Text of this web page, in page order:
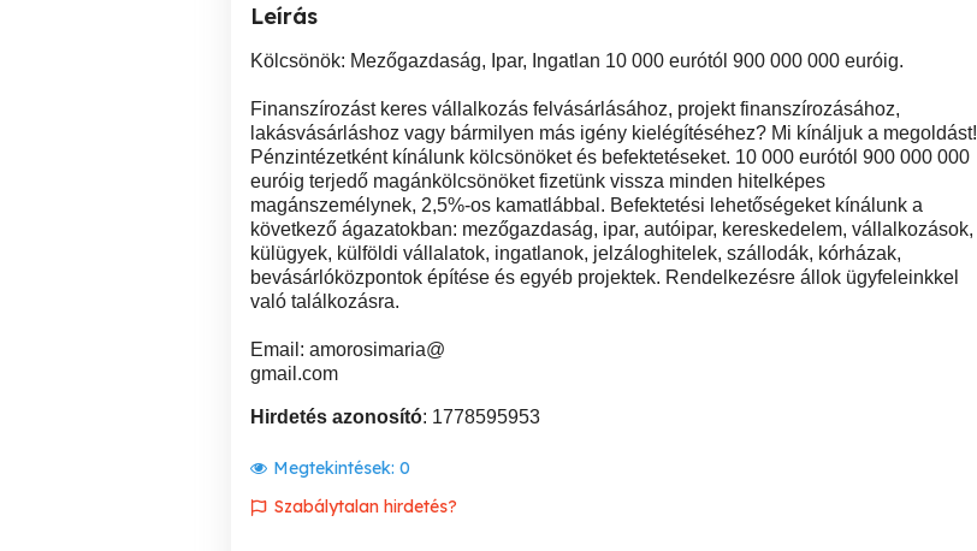
Leírás
Kölcsönök: Mezőgazdaság, Ipar, Ingatlan 10 000 eurótól 900 000 000 euróig.
Finanszírozást keres vállalkozás felvásárlásához, projekt finanszírozásához,
lakásvásárláshoz vagy bármilyen más igény kielégítéséhez? Mi kínáljuk a megoldást!
Pénzintézetként kínálunk kölcsönöket és befektetéseket. 10 000 eurótól 900 000 000
euróig terjedő magánkölcsönöket fizetünk vissza minden hitelképes
magánszemélynek, 2,5%-os kamatlábbal. Befektetési lehetőségeket kínálunk a
következő ágazatokban: mezőgazdaság, ipar, autóipar, kereskedelem, vállalkozások,
külügyek, külföldi vállalatok, ingatlanok, jelzáloghitelek, szállodák, kórházak,
bevásárlóközpontok építése és egyéb projektek. Rendelkezésre állok ügyfeleinkkel
való találkozásra.
Email: amorosimaria@
gmail.com
Hirdetés azonosító: 1778595953
Megtekintések: 0
Szabálytalan hirdetés?